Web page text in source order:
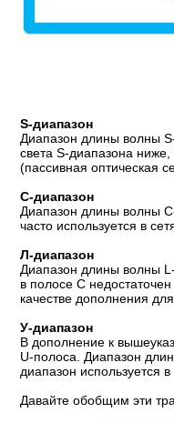
S-диапазон
Диапазон длины волны
света S-диапазона
(пассивная оптическая
С-диапазон
Диапазон длины волны
часто используется в
Л-диапазон
Диапазон длины волны
в полосе С
качестве дополнения
У-диапазон
В дополнение к
U-полоса. Диапазон
диапазон используется
Давайте обобщим эти